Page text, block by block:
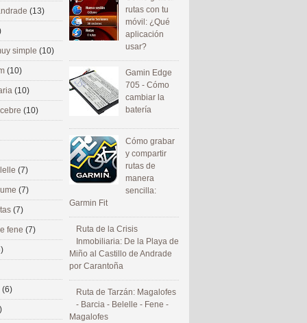
rutas con tu
móvil: ¿Qué
aplicación
usar?
Gamin Edge
705 - Cómo
cambiar la
batería
Cómo grabar
y compartir
rutas de
manera
sencilla:
Garmin Fit
Ruta de la Crisis
Inmobiliaria: De la Playa de
Miño al Castillo de Andrade
por Carantoña
Ruta de Tarzán: Magalofes
- Barcia - Belelle - Fene -
Magalofes
(13)
simple (10)
(10)
(10)
(10)
(7)
(7)
(7)
fene (7)
(6)